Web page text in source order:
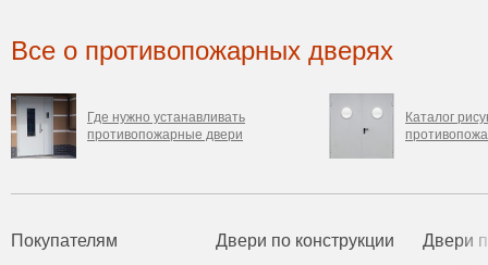
Все о противопожарных дверях
Где нужно устанавливать
противопожарные двери
Каталог
Покупателям Двери по конструкции Двери